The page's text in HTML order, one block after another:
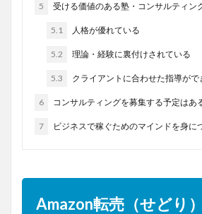
5 受ける価値のある塾・コンサルティン
5.1 人格が優れている
5.2 理論・経験に裏付けされている
5.3 クライアントに合わせた指導がで
6 コンサルティングを募集する予定はあ
7 ビジネスで稼ぐためのマインドを身に
Amazon転売（せどり